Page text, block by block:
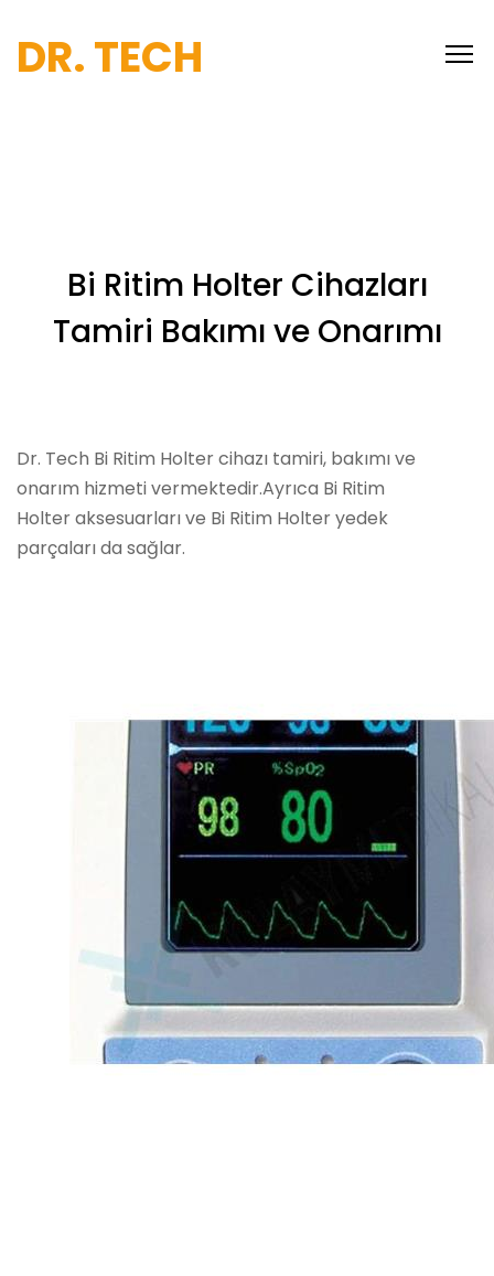
DR. TECH
Bi Ritim Holter Cihazları
Tamiri Bakımı ve Onarımı
Dr. Tech Bi Ritim Holter cihazı tamiri, bakımı ve
onarım hizmeti vermektedir.Ayrıca Bi Ritim
Holter aksesuarları ve Bi Ritim Holter yedek
parçaları da sağlar.